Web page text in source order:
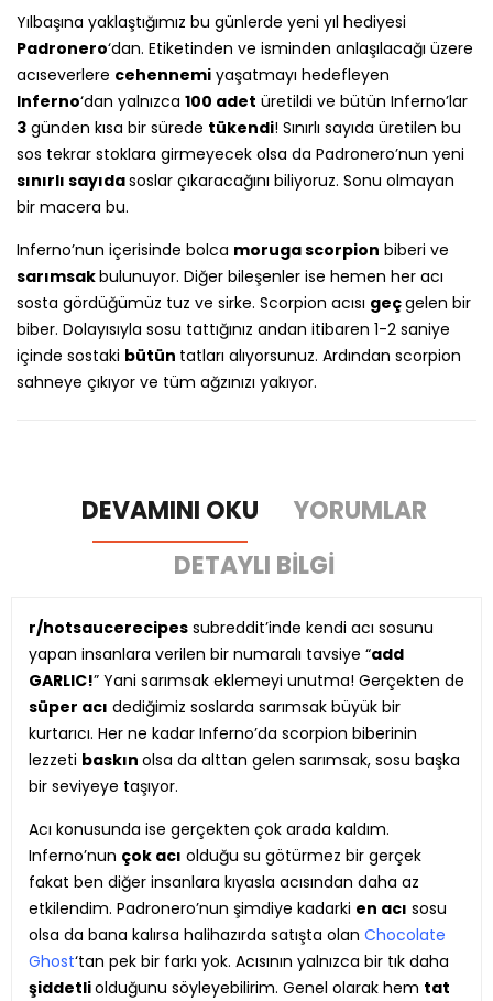
Yılbaşına yaklaştığımız bu günlerde yeni yıl hediyesi
Padronero‘dan. Etiketinden ve isminden anlaşılacağı üzere
acıseverlere cehennemi yaşatmayı hedefleyen
Inferno‘dan yalnızca 100 adet üretildi ve bütün Inferno’lar
3 günden kısa bir sürede tükendi! Sınırlı sayıda üretilen bu
sos tekrar stoklara girmeyecek olsa da Padronero’nun yeni
sınırlı sayıdasoslar çıkaracağını biliyoruz. Sonu olmayan
bir macera bu.
Inferno’nun içerisinde bolca moruga scorpion biberi ve
sarımsakbulunuyor. Diğer bileşenler ise hemen her acı
sosta gördüğümüz tuz ve sirke. Scorpion acısı geçgelen bir
biber. Dolayısıyla sosu tattığınız andan itibaren 1-2 saniye
içinde sostaki bütün tatları alıyorsunuz. Ardından scorpion
sahneye çıkıyor ve tüm ağzınızı yakıyor.
DEVAMINI OKU
YORUMLAR
DETAYLI BILGI
r/hotsaucerecipes subreddit’inde kendi acı sosunu
yapan insanlara verilen bir numaralı tavsiye “add
GARLIC!” Yani sarımsak eklemeyi unutma! Gerçekten de
süper acı dediğimiz soslarda sarımsak büyük bir
kurtarıcı. Her ne kadar Inferno’da scorpion biberinin
lezzeti baskın olsa da alttan gelen sarımsak, sosu başka
bir seviyeye taşıyor.
Acı konusunda ise gerçekten çok arada kaldım.
Inferno’nun çok acı olduğu su götürmez bir gerçek
fakat ben diğer insanlara kıyasla acısından daha az
etkilendim. Padronero’nun şimdiye kadarki en acı sosu
olsa da bana kalırsa halihazırda satışta olan Chocolate
Ghost‘tan pek bir farkı yok. Acısının yalnızca bir tık daha
şiddetliolduğunu söyleyebilirim. Genel olarak hem tat